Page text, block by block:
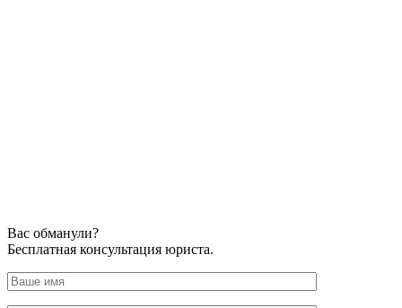
Вас обманули?
Бесплатная консультация юриста.